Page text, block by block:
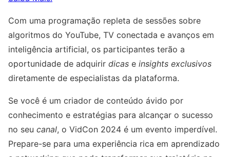
Com uma programação repleta de sessões sobre
algoritmos do YouTube, TV conectada e avanços em
inteligência artificial, os participantes terão a
oportunidade de adquirir dicas e insights exclusivos
diretamente de especialistas da plataforma.
Se você é um criador de conteúdo ávido por
conhecimento e estratégias para alcançar o sucesso
no seu canal, o VidCon 2024 é um evento imperdível.
Prepare-se para uma experiência rica em aprendizado